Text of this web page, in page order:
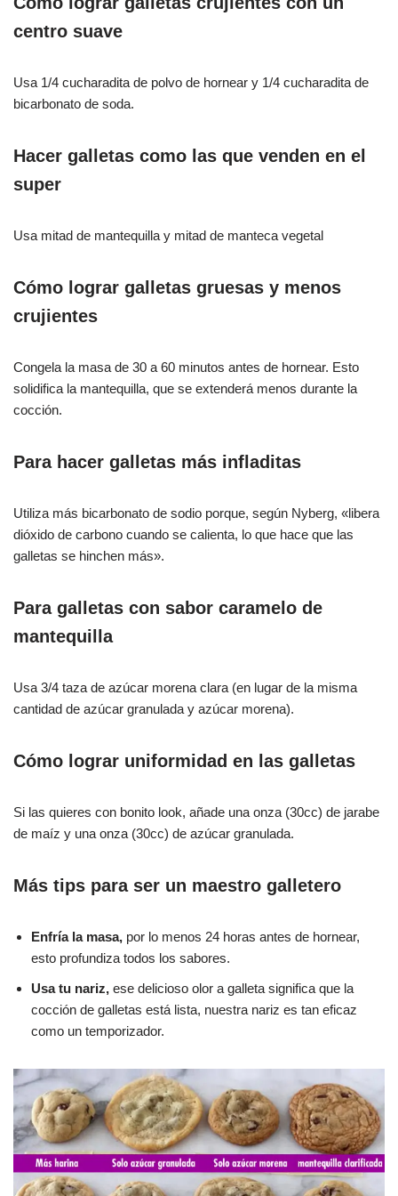
centro suave
Usa 1/4 cucharadita de polvo de hornear y 1/4 cucharadita de
bicarbonato de soda.
Hacer galletas como las que venden en el
super
Usa mitad de mantequilla y mitad de manteca vegetal
Cómo lograr galletas gruesas y menos
crujientes
Congela la masa de 30 a 60 minutos antes de hornear. Esto
solidifica la mantequilla, que se extenderá menos durante la
cocción.
Para hacer galletas más infladitas
Utiliza más bicarbonato de sodio porque, según Nyberg, «libera
dióxido de carbono cuando se calienta, lo que hace que las
galletas se hinchen más».
Para galletas con sabor caramelo de
mantequilla
Usa 3/4 taza de azúcar morena clara (en lugar de la misma
cantidad de azúcar granulada y azúcar morena).
Cómo lograr uniformidad en las galletas
Si las quieres con bonito look, añade una onza (30cc) de jarabe
de maíz y una onza (30cc) de azúcar granulada.
Más tips para ser un maestro galletero
Enfría la masa, por lo menos 24 horas antes de hornear,
esto profundiza todos los sabores.
Usa tu nariz, ese delicioso olor a galleta significa que la
cocción de galletas está lista, nuestra nariz es tan eficaz
como un temporizador.